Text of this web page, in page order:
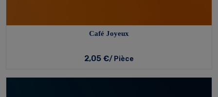
Café Joyeux
2,05 €/ Pièce